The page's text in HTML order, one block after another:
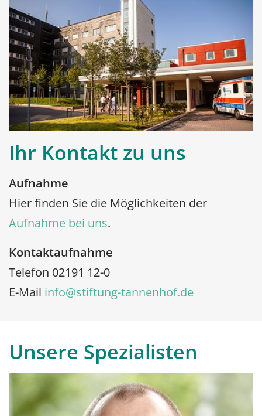
Ihr Kontakt zu uns
Aufnahme
Hier finden Sie die Möglichkeiten der
Aufnahme bei uns.
Kontaktaufnahme
Telefon 02191 12-0
E-Mail ​​ info@stiftung-tannenhof.de
Unsere Spezialisten